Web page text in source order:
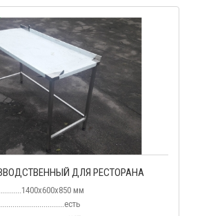
ДЛЯ РЕСТОРАНА
мм